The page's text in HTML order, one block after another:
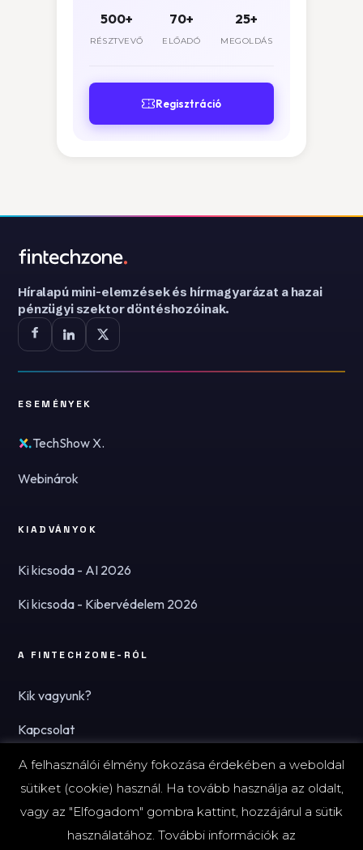
500+
RÉSZTVEVŐ
70+
ELŐADÓ
25+
MEGOLDÁS
Regisztráció
Híralapú mini-elemzések és hírmagyarázat a hazai
pénzügyi szektor döntéshozóinak.
ESEMÉNYEK
TechShow X.
Webinárok
KIADVÁNYOK
Ki kicsoda - AI 2026
Ki kicsoda - Kibervédelem 2026
A FINTECHZONE-RÓL
Kik vagyunk?
Kapcsolat
Hírlevél
A felhasználói élmény fokozása érdekében a weboldal
sütiket (cookie) használ. Ha tovább használja az oldalt,
vagy az "Elfogadom" gombra kattint, hozzájárul a sütik
használatához. További információk az